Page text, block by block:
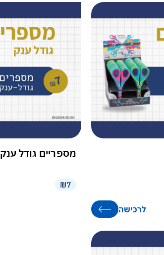
לרכישה
מספריים גודל ענק
₪7